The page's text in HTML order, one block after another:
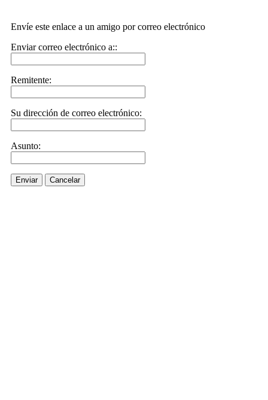
Envíe este enlace a un amigo por correo electrónico
Enviar correo electrónico a::
Remitente:
Su dirección de correo electrónico:
Asunto:
Enviar Cancelar